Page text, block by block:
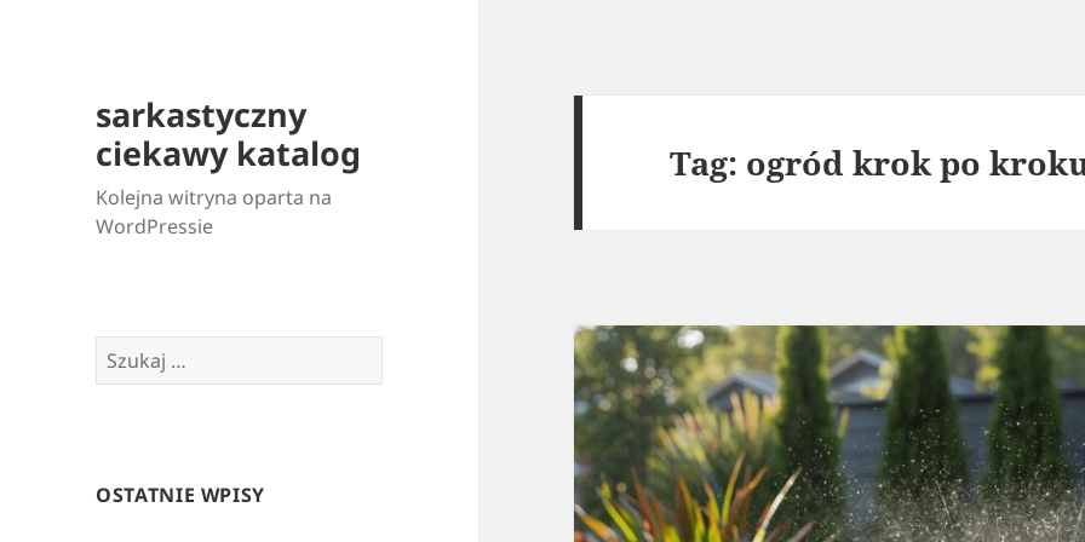
sarkastyczny
ciekawy katalog
Kolejna witryna oparta na
WordPressie
Szukaj:
OSTATNIE WPISY
Tag: ogród krok po